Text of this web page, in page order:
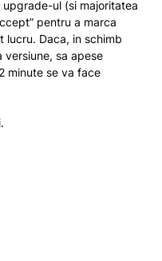
ul (si majoritatea
pentru a marca
lucru. Daca, in schimb
versiune, sa apese
minute se va face